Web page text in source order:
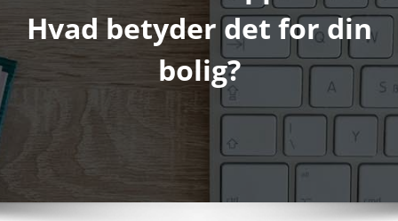
Hvad betyder det for din
bolig?